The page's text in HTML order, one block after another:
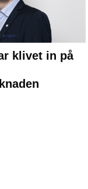
klivet in på